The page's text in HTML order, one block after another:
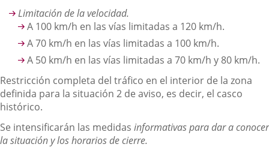
Limitación de la velocidad.
A 100 km/h en las vías limitadas a 120 km/h.
A 70 km/h en las vías limitadas a 100 km/h.
A 50 km/h en las vías limitadas a 70 km/h y 80 km/h.
Restricción completa del tráfico en el interior de la zona
definida para la situación 2 de aviso, es decir, el casco
histórico.
Se intensificarán las medidas informativas para dar a conocer
la situación y los horarios de cierre.